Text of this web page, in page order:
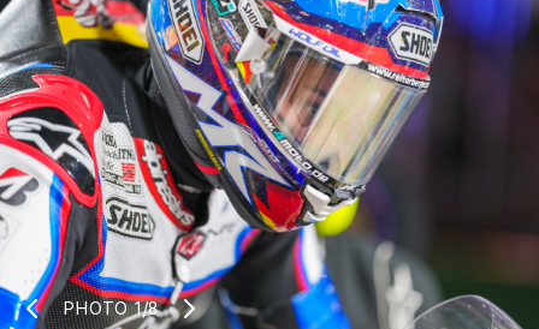
PHOTO1/8